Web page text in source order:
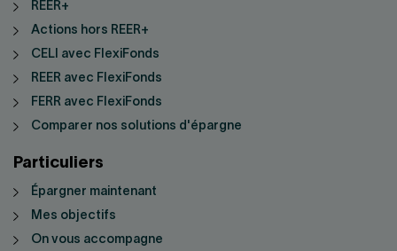
REER+
Actions hors REER+
CELI avec FlexiFonds
REER avec FlexiFonds
FERR avec FlexiFonds
Comparer nos solutions d'épargne
Particuliers
Épargner maintenant
Mes objectifs
On vous accompagne